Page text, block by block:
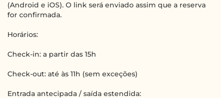
(Android e iOS). O link será enviado assim que a reserva
for confirmada.
Horários:
Check-in: a partir das 15h
Check-out: até às 11h (sem exceções)
Entrada antecipada / saída estendida: